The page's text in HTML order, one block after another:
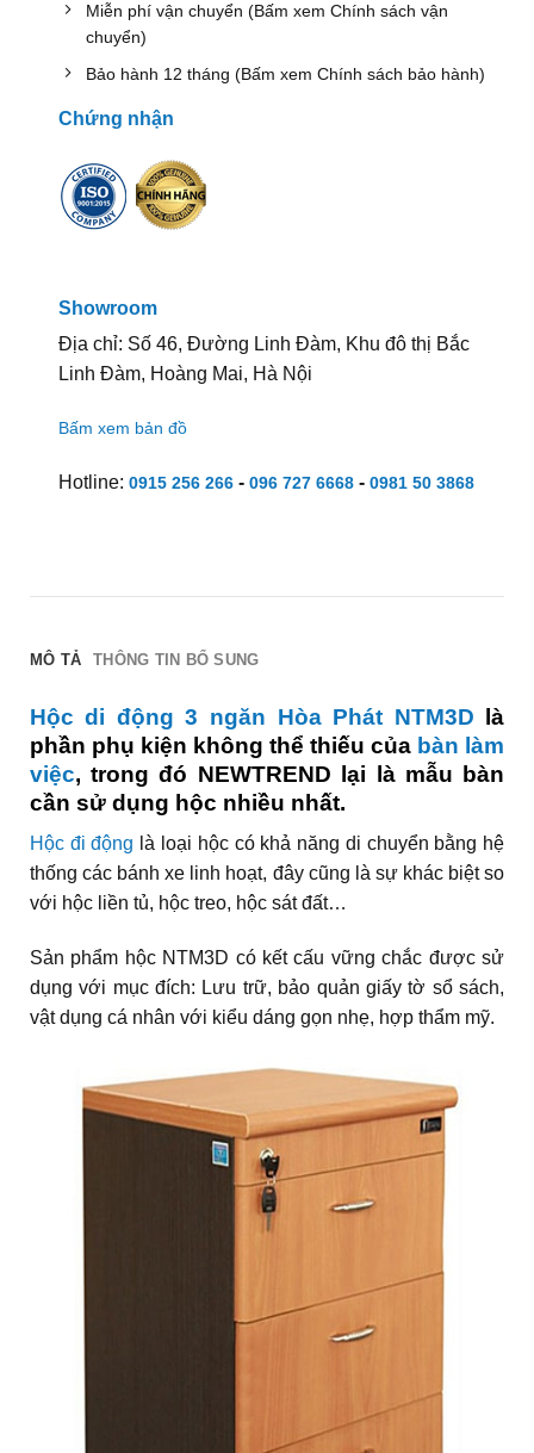
Miễn phí vận chuyển (Bấm xem Chính sách vận
chuyển)
Bảo hành 12 tháng (Bấm xem Chính sách bảo hành)
Chứng nhận
Showroom
Địa chỉ: Số 46, Đường Linh Đàm, Khu đô thị Bắc
Linh Đàm, Hoàng Mai, Hà Nội
Bấm xem bản đồ
Hotline: 0915 256 266- 096 727 6668- 0981 50 3868
MÔ TẢ THÔNG TIN BỔ SUNG
Hộc di động 3 ngăn Hòa Phát NTM3D là
phần phụ kiện không thể thiếu của bàn làm
việc, trong đó NEWTREND lại là mẫu bàn
cần sử dụng hộc nhiều nhất.
Hộc đi động là loại hộc có khả năng di chuyển bằng hệ
thống các bánh xe linh hoạt, đây cũng là sự khác biệt so
với hộc liền tủ, hộc treo, hộc sát đất…
Sản phẩm hộc NTM3D có kết cấu vững chắc được sử
dụng với mục đích: Lưu trữ, bảo quản giấy tờ sổ sách,
vật dụng cá nhân với kiểu dáng gọn nhẹ, hợp thẩm mỹ.